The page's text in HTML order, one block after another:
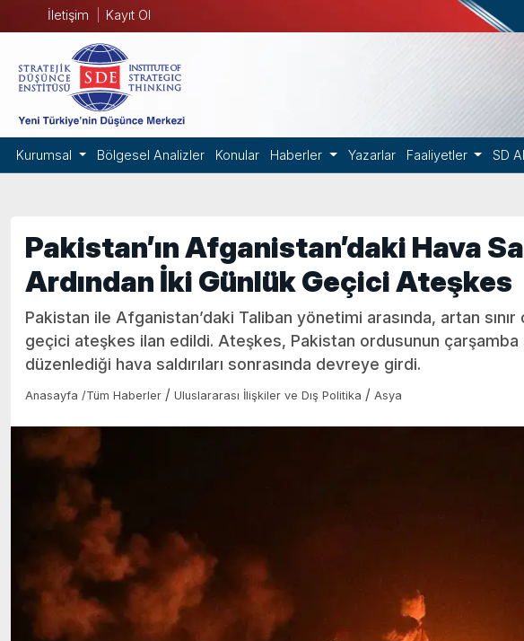
İletişim Kayıt Ol
Kurumsal Bölgesel Analizler Konular Haberler Yazarlar Faaliyetler SD
Pakistan’ın Afganistan’daki Hava
Ardından İki Günlük Geçici Ateşkes
Pakistan ile Afganistan’daki Taliban yönetimi arasında, artan sınır
geçici ateşkes ilan edildi. Ateşkes, Pakistan ordusunun çarşamba
düzenlediği hava saldırıları sonrasında devreye girdi.
Anasayfa /Tüm Haberler / Uluslararası İlişkiler ve Dış Politika / Asya